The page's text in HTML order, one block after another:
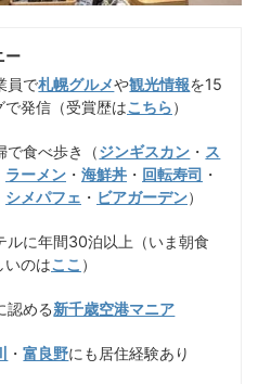
ー
員で札幌グルメや観光情報を15
で発信（受賞歴はこちら）
で食べ歩き（ジンギスカン ・ ス
ラーメン ・ 海鮮丼 ・ 回転寿司 ・
シメパフェ ・ ビアガーデン）
ルに年間30泊以上（いま朝食
いのはここ ）
認める新千歳空港マニア
・富良野にも居住経験あり